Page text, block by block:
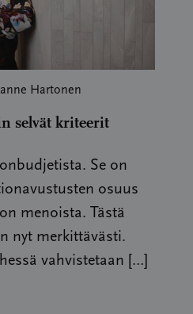
Hartonen
selvät kriteerit
Se on
osuus
menoista. Tästä
nyt merkittävästi.
vahvistetaan […]